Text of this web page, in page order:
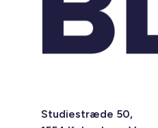
Studiestræde 50,